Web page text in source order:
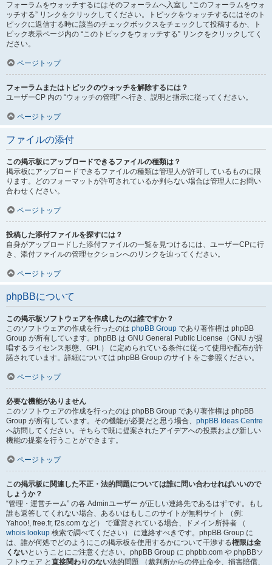
フォーラムをウォッチするにはそのフォーラムへ入室し “このフォーラムをウォ
ッチする” リンクをクリックしてください。トピックをウォッチするにはそのト
ピックに返信する時に該当のチェックボックスをチェックして投稿するか、ト
ピック表示ページ内の “このトピックをウォッチする” リンクをクリックしてく
ださい。
ページトップ
フォーラムまたはトピックのウォッチを解除するには？
ユーザーCP 内の “ウォッチの管理” へ行き、説明と指示に従ってください。
ページトップ
ファイルの添付
この掲示板にアップロードできるファイルの種類は？
掲示板にアップロードできるファイルの種類は管理人が許可しているものに限
ります。どのフォーマットが許可されているか判らない場合は管理人にお問い
合わせください。
ページトップ
投稿した添付ファイルを探すには？
自身がアップロードした添付ファイルの一覧を見つけるには、ユーザーCPに行
き、添付ファイルの管理セクションへのリンクを辿ってください。
ページトップ
phpBBについて
この掲示板ソフトウェアを作成したのは誰ですか？
このソフトウェアの作成を行ったのは phpBB Group であり著作権は phpBB
Group が所有しています。phpBB は GNU General Public License（GNU が提
唱するライセンス形態、GPL） に定められている条件に従って使用や配布が許
諾されています。詳細については phpBB Group のサイトをご参照ください。
ページトップ
必要な機能がありません
このソフトウェアの作成を行ったのは phpBB Group であり著作権は phpBB
Group が所有しています。その機能が必要だと思う場合、 phpBB Ideas Centre
へ訪問してください。そちらで既に提案されたアイデアへの投票および新しい
機能の提案を行うことができます。
ページトップ
この掲示板に関連した不正・法的問題については誰に問い合わせればいいので
しょうか？
“管理・運営チーム” の各 Adminユーザー が正しい連絡先であるはずです。もし
誰も返答してくれない場合、あるいはもしこのサイトが無料サイト （例:
Yahoo!, free.fr, f2s.com など） で運営されている場合、ドメイン所持者 （
whois lookup 検索で調べてください） に連絡すべきです。phpBB Group に
は、誰が何処でどのようにこの掲示板を使用するかについて干渉する権限は全
くないということにご注意ください。phpBB Group に phpbb.com や phpBBソ
フトウェア と 直接関わりのない法的問題 （裁判所からの停止命令、損害賠償、